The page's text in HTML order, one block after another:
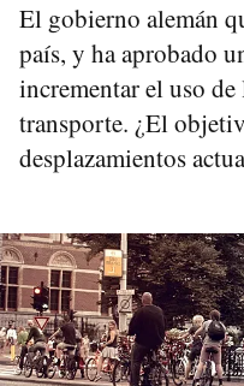
El gobierno alemán
país, y ha aprobado
incrementar el uso
transporte. ¿El
desplazamientos